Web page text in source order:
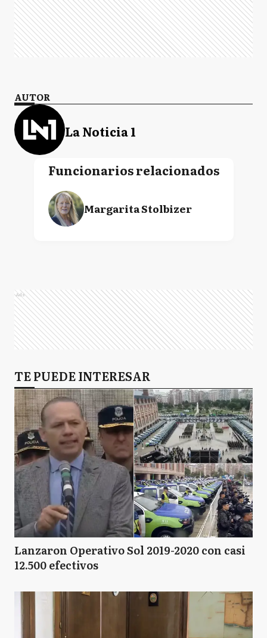
AUTOR
La Noticia 1
Funcionarios relacionados
Margarita Stolbizer
Ads
TE PUEDE INTERESAR
Lanzaron Operativo Sol 2019-2020 con casi
12.500 efectivos